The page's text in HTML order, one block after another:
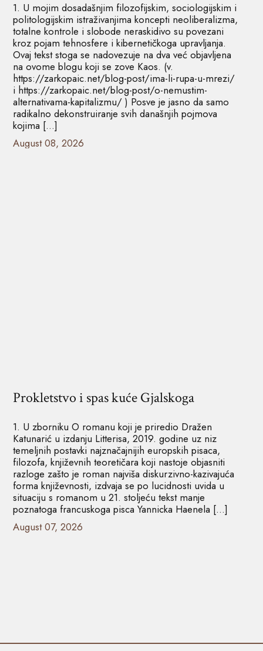
1. U mojim dosadašnjim filozofijskim, sociologijskim i
politologijskim istraživanjima koncepti neoliberalizma,
totalne kontrole i slobode neraskidivo su povezani
kroz pojam tehnosfere i kibernetičkoga upravljanja.
Ovaj tekst stoga se nadovezuje na dva već objavljena
na ovome blogu koji se zove Kaos. (v.
https://zarkopaic.net/blog-post/ima-li-rupa-u-mrezi/
i https://zarkopaic.net/blog-post/o-nemustim-
alternativama-kapitalizmu/ ) Posve je jasno da samo
radikalno dekonstruiranje svih današnjih pojmova
kojima […]
August 08, 2026
Prokletstvo i spas kuće Gjalskoga
1. U zborniku O romanu koji je priredio Dražen
Katunarić u izdanju Litterisa, 2019. godine uz niz
temeljnih postavki najznačajnijih europskih pisaca,
filozofa, književnih teoretičara koji nastoje objasniti
razloge zašto je roman najviša diskurzivno-kazivajuća
forma književnosti, izdvaja se po lucidnosti uvida u
situaciju s romanom u 21. stoljeću tekst manje
poznatoga francuskoga pisca Yannicka Haenela […]
August 07, 2026